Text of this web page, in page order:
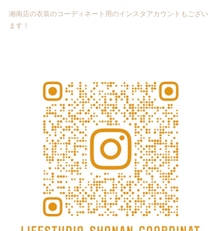
湘南店の衣装のコーディネート用のインスタアカウントもござい
ます！